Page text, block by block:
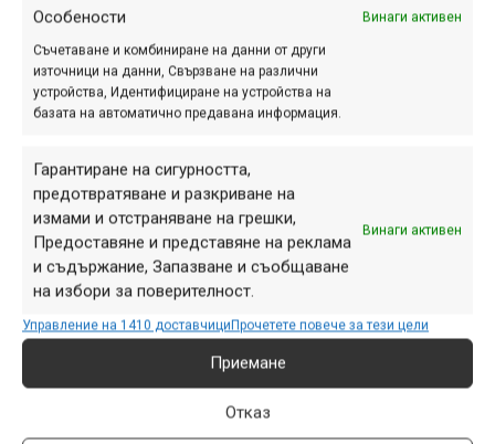
Особености Винаги активен
Съчетаване и комбиниране на данни от други
източници на данни, Свързване на различни
устройства, Идентифициране на устройства на
базата на автоматично предавана информация.
Гарантиране на сигурността,
предотвратяване и разкриване на
измами и отстраняване на грешки,
Предоставяне и представяне на реклама
и съдържание, Запазване и съобщаване
на избори за поверителност.
Винаги активен
Управление на 1410 доставчициПрочетете повече за тези цели
Приемане
Отказ
Като стана дума за стойката, тя се монтира/демонтира
съвсем лесно чрез един болт, завършващ с пластмасов
върток – дори и с ръкавици затягането му/отвиването